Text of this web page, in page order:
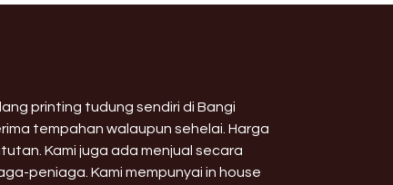
printing tudung sendiri di Bangi
tempahan walaupun sehelai. Harga
Kami juga ada menjual secara
peniaga. Kami mempunyai in house